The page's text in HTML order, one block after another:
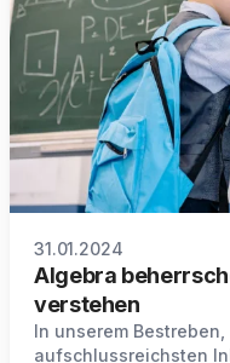
31.01.2024
Algebra
verstehen
In unserem
aufschlussreichsten